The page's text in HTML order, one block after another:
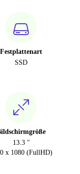
Festplattenart
SSD
13.3 "
x 1080 (FullHD)